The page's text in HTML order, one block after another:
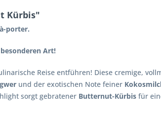
Kürbis"
porter.
Art!
Reise entführen! Diese cremige,
und der exotischen Note feiner
sorgt gebratener Butternut-Kürbis für